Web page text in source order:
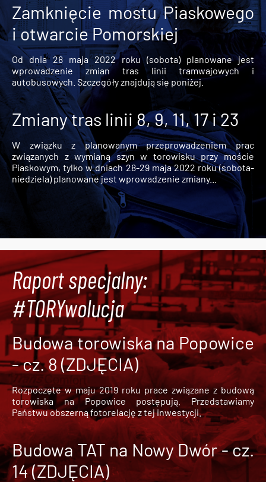
Zamknięcie mostu Piaskowego
i otwarcie Pomorskiej
Od dnia 28 maja 2022 roku (sobota) planowane jest
wprowadzenie zmian tras linii tramwajowych i
autobusowych. Szczegóły znajdują się poniżej.
Zmiany tras linii 8, 9, 11, 17 i 23
W związku z planowanym przeprowadzeniem prac
związanych z wymianą szyn w torowisku przy moście
Piaskowym, tylko w dniach 28-29 maja 2022 roku (sobota-
niedziela) planowane jest wprowadzenie zmiany...
Raport specjalny:
#TORYwolucja
Budowa torowiska na Popowice
- cz. 8 (ZDJĘCIA)
Rozpoczęte w maju 2019 roku prace związane z budową
torowiska na Popowice
postępują. Przedstawiamy
Państwu obszerną fotorelację z tej inwestycji.
Budowa TAT na Nowy Dwór - cz.
14 (ZDJĘCIA)